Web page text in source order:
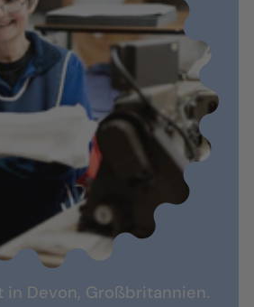
in Devon, Großbritannien.